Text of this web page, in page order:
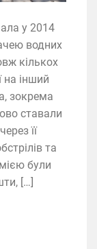
у 2014
водних
кількох
на інший
зокрема
ставали
її
та
були
[…]